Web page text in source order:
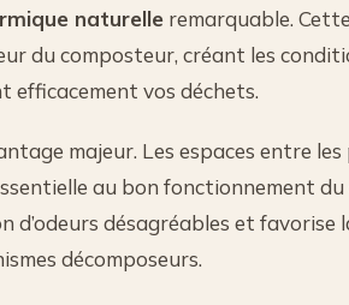
naturelle remarquable.
du composteur, créant les
efficacement vos déchets.
majeur. Les espaces entre les
au bon fonctionnement du
désagréables et favorise
décomposeurs.